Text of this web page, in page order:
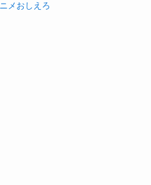
メおしえろ